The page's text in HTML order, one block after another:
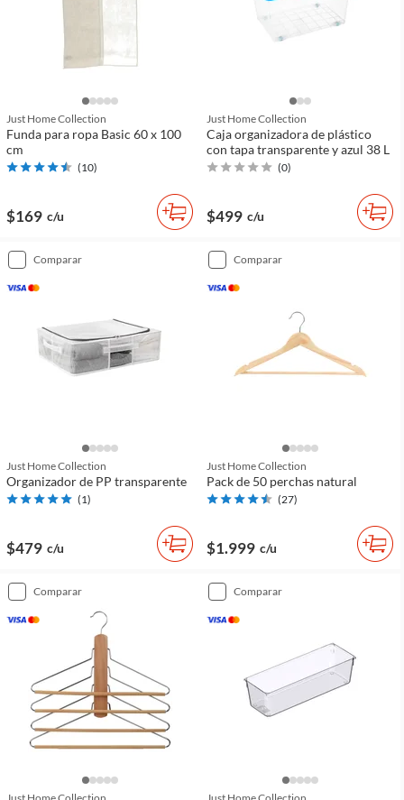
Just Home Collection
Funda para ropa Basic 60 x 100
cm
(10)
$169 c/u
Just Home Collection
Caja organizadora de plástico
con tapa transparente y azul 38 L
(0)
$499 c/u
comparar
Just Home Collection
Organizador de PP transparente
(1)
$479 c/u
comparar
Just Home Collection
Pack de 50 perchas natural
(27)
$1.999 c/u
comparar comparar